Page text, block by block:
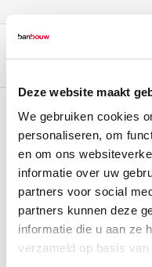
Deze website maakt
We gebruiken cookies
personaliseren, om
en om ons
informatie over uw
partners voor social
partners kunnen deze
informatie die u aan ze
verzameld op basis